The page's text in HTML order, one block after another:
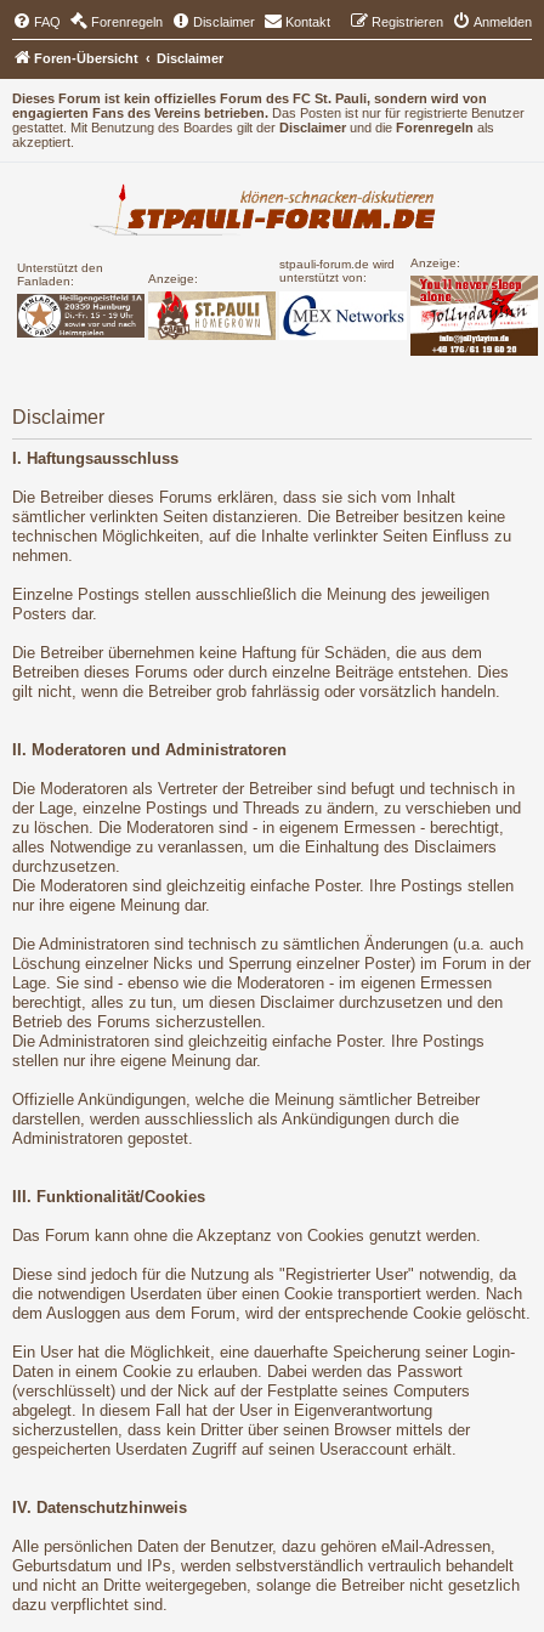
Dieses Forum ist kein offizielles Forum des FC St. Pauli, sondern wird von
engagierten Fans des Vereins betrieben. Das Posten ist nur für registrierte Benutzer
gestattet. Mit Benutzung des Boardes gilt der Disclaimer und die Forenregeln als
akzeptiert.
Unterstützt den
Fanladen:
Anzeige:
stpauli-forum.de wird
unterstützt von:
Anzeige:
FAQ Forenregeln Disclaimer Kontakt Anmelden
Registrieren
Foren-Übersicht Disclaimer
Disclaimer
I. Haftungsausschluss
Die Betreiber dieses Forums erklären, dass sie sich vom Inhalt
sämtlicher verlinkten Seiten distanzieren. Die Betreiber besitzen keine
technischen Möglichkeiten, auf die Inhalte verlinkter Seiten Einfluss zu
nehmen.
Einzelne Postings stellen ausschließlich die Meinung des jeweiligen
Posters dar.
Die Betreiber übernehmen keine Haftung für Schäden, die aus dem
Betreiben dieses Forums oder durch einzelne Beiträge entstehen. Dies
gilt nicht, wenn die Betreiber grob fahrlässig oder vorsätzlich handeln.
II. Moderatoren und Administratoren
Die Moderatoren als Vertreter der Betreiber sind befugt und technisch in
der Lage, einzelne Postings und Threads zu ändern, zu verschieben und
zu löschen. Die Moderatoren sind - in eigenem Ermessen - berechtigt,
alles Notwendige zu veranlassen, um die Einhaltung des Disclaimers
durchzusetzen.
Die Moderatoren sind gleichzeitig einfache Poster. Ihre Postings stellen
nur ihre eigene Meinung dar.
Die Administratoren sind technisch zu sämtlichen Änderungen (u.a. auch
Löschung einzelner Nicks und Sperrung einzelner Poster) im Forum in der
Lage. Sie sind - ebenso wie die Moderatoren - im eigenen Ermessen
berechtigt, alles zu tun, um diesen Disclaimer durchzusetzen und den
Betrieb des Forums sicherzustellen.
Die Administratoren sind gleichzeitig einfache Poster. Ihre Postings
stellen nur ihre eigene Meinung dar.
Offizielle Ankündigungen, welche die Meinung sämtlicher Betreiber
darstellen, werden ausschliesslich als Ankündigungen durch die
Administratoren gepostet.
III. Funktionalität/Cookies
Das Forum kann ohne die Akzeptanz von Cookies genutzt werden.
Diese sind jedoch für die Nutzung als "Registrierter User" notwendig, da
die notwendigen Userdaten über einen Cookie transportiert werden. Nach
dem Ausloggen aus dem Forum, wird der entsprechende Cookie gelöscht.
Ein User hat die Möglichkeit, eine dauerhafte Speicherung seiner Login-
Daten in einem Cookie zu erlauben. Dabei werden das Passwort
(verschlüsselt) und der Nick auf der Festplatte seines Computers
abgelegt. In diesem Fall hat der User in Eigenverantwortung
sicherzustellen, dass kein Dritter über seinen Browser mittels der
gespeicherten Userdaten Zugriff auf seinen Useraccount erhält.
IV. Datenschutzhinweis
Alle persönlichen Daten der Benutzer, dazu gehören eMail-Adressen,
Geburtsdatum und IPs, werden selbstverständlich vertraulich behandelt
und nicht an Dritte weitergegeben, solange die Betreiber nicht gesetzlich
dazu verpflichtet sind.